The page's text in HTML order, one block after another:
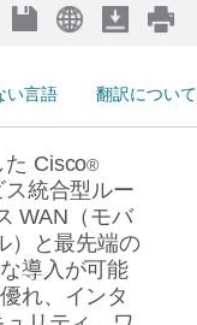
い言語
翻訳について
た Cisco®
ス統合型ルー
WAN （モバ
）と最先端の
導入が可能
れ、インタ